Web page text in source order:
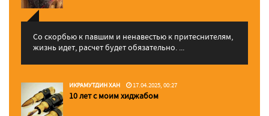
Со скорбью к павшим и ненавестью к притеснителям,
жизнь идет, расчет будет обязательно. ...
ИКРАМУТДИН ХАН 17.04.2025, 00:27
10 лет с моим хиджабом